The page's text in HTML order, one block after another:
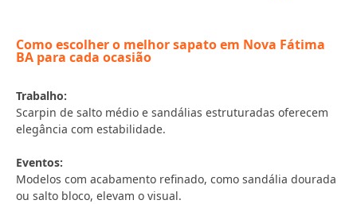
Como escolher o melhor sapato em Nova Fátima
BA para cada ocasião
Trabalho:
Scarpin de salto médio e sandálias estruturadas oferecem
elegância com estabilidade.
Eventos:
Modelos com acabamento refinado, como sandália dourada
ou salto bloco, elevam o visual.